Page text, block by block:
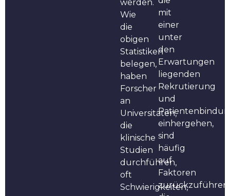
werden.
Wie
die
obigen
Statistiken
belegen,
haben
Forscher
an
Universitäten,
die
klinische
Studien
durchführen,
oft
Schwierigkeiten,
mit
einer
unter
den
Erwartungen
liegenden
Rekrutierung
und
einhergehen,
sind
häufig
auf
Faktoren
zurückzuführen,